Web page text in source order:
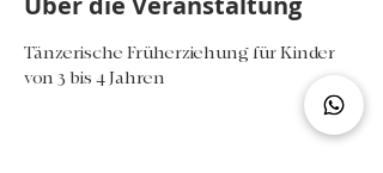
Tänzerische Früherziehung für Kinder
von 3 bis 4 Jahren